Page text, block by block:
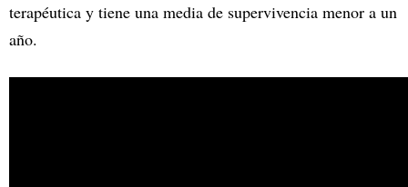
terapéutica y tiene una media de supervivencia menor a un
año.